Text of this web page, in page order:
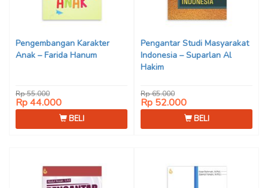
Pengembangan Karakter
Anak – Farida Hanum
Rp 55.000
Rp 44.000
BELI
Pengantar Studi Masyarakat
Indonesia – Suparlan Al
Hakim
Rp 65.000
Rp 52.000
BELI